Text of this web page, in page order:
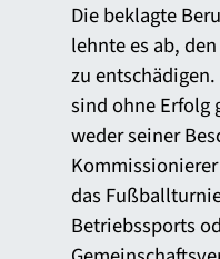
Die beklagte
lehnte es ab,
zu
sind ohne Erfolg
weder seiner
das
Betriebssports